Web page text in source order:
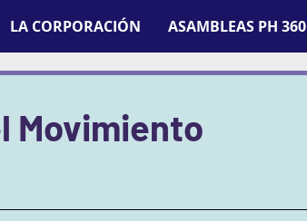
LA CORPORACIÓN ASAMBLEAS PH 360
Movimiento